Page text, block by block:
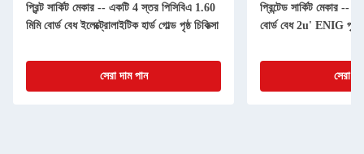
প্রিন্ট সার্কিট মেকার -- একটি 4 স্তর পিসিবিএ 1.60
মিমি বোর্ড বেধ ইলেক্ট্রোলাইটিক হার্ড গোল্ড পৃষ্ঠ চিকিত্সা
সেরা দাম পান
প্রিন্টেড সার্কিট মেকার --
বোর্ড বেধ 2u' ENIG পৃষ্ঠতল
সেরা